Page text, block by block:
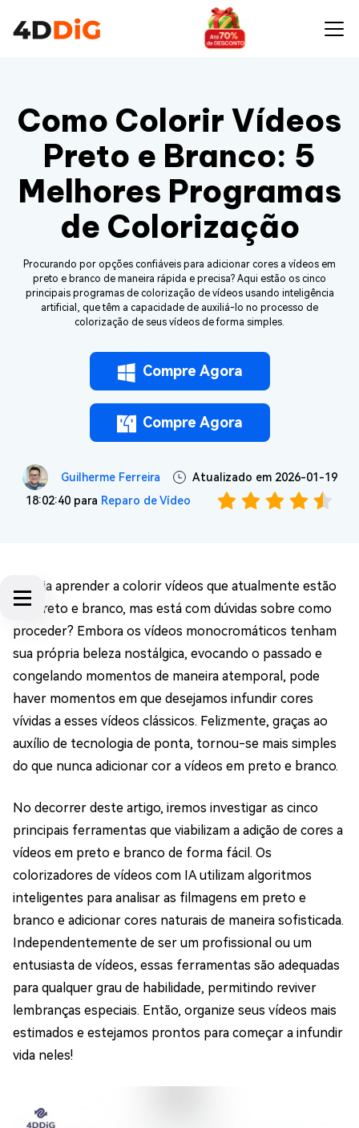
Como Colorir Vídeos
Preto e Branco: 5
Melhores Programas
de Colorização
Procurando por opções confiáveis para adicionar cores a vídeos em
preto e branco de maneira rápida e precisa? Aqui estão os cinco
principais programas de colorização de vídeos usando inteligência
artificial, que têm a capacidade de auxiliá-lo no processo de
colorização de seus vídeos de forma simples.
Compre Agora
Compre Agora
Guilherme Ferreira
Atualizado em 2026-01-19
18:02:40 para Reparo de Vídeo
Deseja aprender a colorir vídeos que atualmente estão
em preto e branco, mas está com dúvidas sobre como
proceder? Embora os vídeos monocromáticos tenham
sua própria beleza nostálgica, evocando o passado e
congelando momentos de maneira atemporal, pode
haver momentos em que desejamos infundir cores
vívidas a esses vídeos clássicos. Felizmente, graças ao
auxílio de tecnologia de ponta, tornou-se mais simples
do que nunca adicionar cor a vídeos em preto e branco.
No decorrer deste artigo, iremos investigar as cinco
principais ferramentas que viabilizam a adição de cores a
vídeos em preto e branco de forma fácil. Os
colorizadores de vídeos com IA utilizam algoritmos
inteligentes para analisar as filmagens em preto e
branco e adicionar cores naturais de maneira sofisticada.
Independentemente de ser um profissional ou um
entusiasta de vídeos, essas ferramentas são adequadas
para qualquer grau de habilidade, permitindo reviver
lembranças especiais. Então, organize seus vídeos mais
estimados e estejamos prontos para começar a infundir
vida neles!